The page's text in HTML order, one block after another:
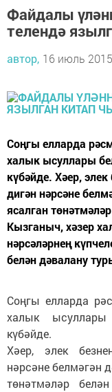
Файдалы
телендә
автор, 16 июль
Соңгы елларда
халык ысуллары
күбәйде. Хәер,
дигән нәрсәне
ясалган
Кызганыч, хәзер
нәрсәләрнең
белән дәвалану
Соңгы елларда
халык
күбәйде.
Хәер, элек
нәрсәне белмәгән
төнәтмәләр